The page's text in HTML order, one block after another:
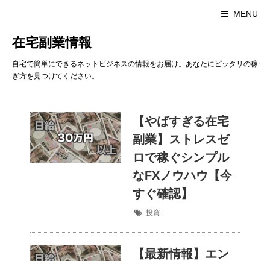
MENU
在宅副業情報
自宅で簡単にできるネットビジネスの情報をお届け。あなたにピッタリの稼
ぎ方を見つけてください。
【やばすぎる在宅
副業】ストレスゼ
ロで稼ぐシンプル
なFXノウハウ【今
すぐ確認】
投資
【最新情報】エン